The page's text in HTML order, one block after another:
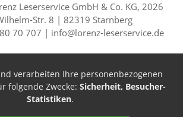
Leserservice GmbH & Co. KG, 2026
Str. 8 | 82319 Starnberg
70 707 | info@lorenz-leserservice.de
verarbeiten Ihre personenbezogenen
folgende Zwecke: Sicherheit, Besucher-
Statistiken.